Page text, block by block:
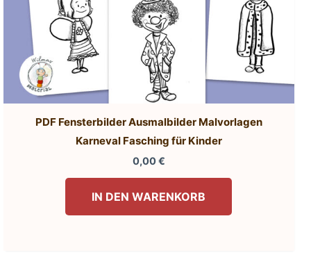
PDF Fensterbilder Ausmalbilder Malvorlagen
Karneval Fasching für Kinder
0,00€
IN DEN WARENKORB